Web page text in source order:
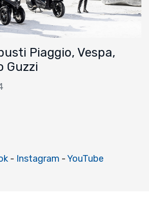
Piaggio, Vespa,
Guzzi
- Instagram -YouTube